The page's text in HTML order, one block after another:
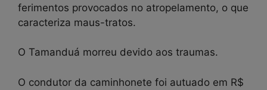
ferimentos provocados no atropelamento, o que
caracteriza maus-tratos.
O Tamanduá morreu devido aos traumas.
O condutor da caminhonete foi autuado em R$